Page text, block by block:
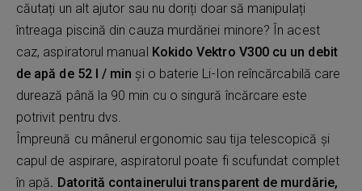
căutați un alt ajutor sau nu doriți doar să manipulați
întreaga piscină din cauza murdăriei minore? În acest
caz, aspiratorul manual Kokido Vektro V300 cu un debit
de apă de 52 l / min și o baterie Li-Ion reîncărcabilă care
durează până la 90 min cu o singură încărcare este
potrivit pentru dvs.
Împreună cu mânerul ergonomic sau tija telescopică și
capul de aspirare, aspiratorul poate fi scufundat complet
în apă. Datorită containerului transparent de murdărie,